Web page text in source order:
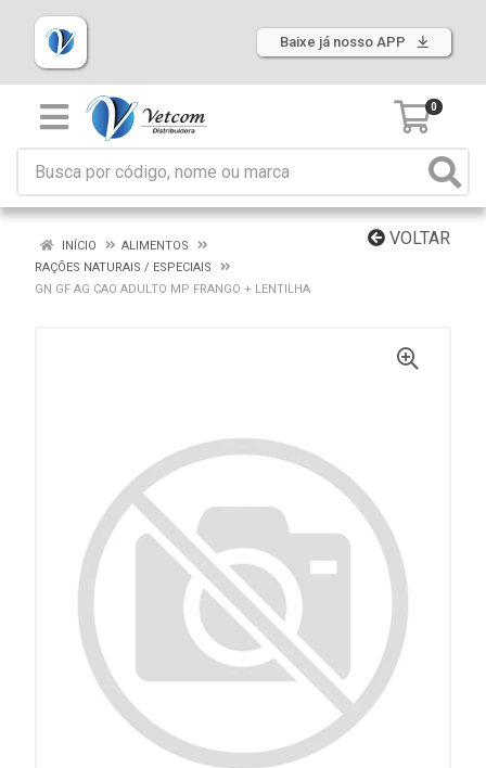
Baixe já nosso APP
0
VOLTAR
INÍCIO
ALIMENTOS
RAÇÕES NATURAIS / ESPECIAIS
GN GF AG CAO ADULTO MP FRANGO + LENTILHA